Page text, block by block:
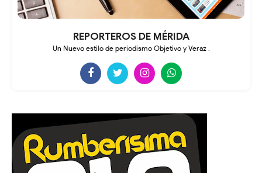
REPORTEROS DE MÉRIDA
Un Nuevo estilo de periodismo Objetivo y Veraz .